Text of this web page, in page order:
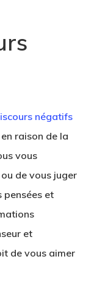
négatifs
raison de la
vous
de vous juger
pensées et
et
de vous aimer